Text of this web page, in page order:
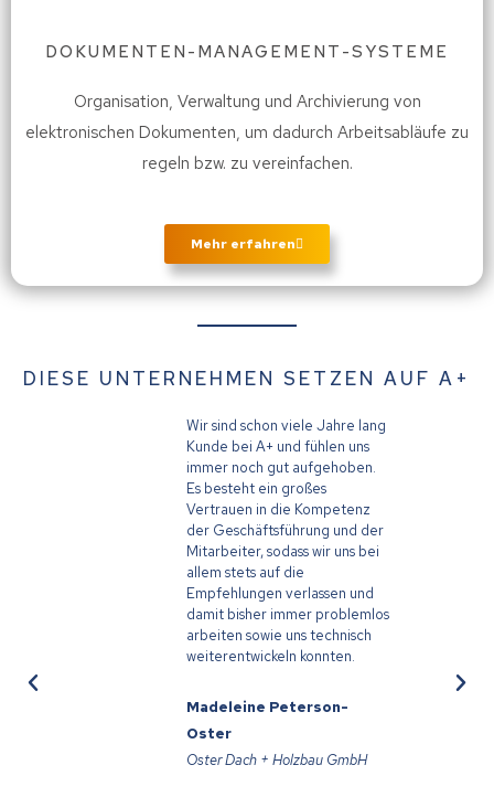
DOKUMENTEN-MANAGEMENT-SYSTEME
Organisation, Verwaltung und Archivierung von
elektronischen Dokumenten, um dadurch Arbeitsabläufe zu
regeln bzw. zu vereinfachen.​
Mehr erfahren
DIESE UNTERNEHMEN SETZEN AUF A+
Wir sind schon viele Jahre lang
Kunde bei A+ und fühlen uns
immer noch gut aufgehoben.
Es besteht ein großes
Vertrauen in die Kompetenz
der Geschäftsführung und der
Mitarbeiter, sodass wir uns bei
allem stets auf die
Empfehlungen verlassen und
damit bisher immer problemlos
arbeiten sowie uns technisch
weiterentwickeln konnten.
Madeleine Peterson-
Oster
Oster Dach + Holzbau GmbH